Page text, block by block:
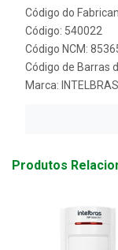
Código do
Código: 540022
Código NCM:
Código de Barras
Marca: INTELBRAS
Produtos